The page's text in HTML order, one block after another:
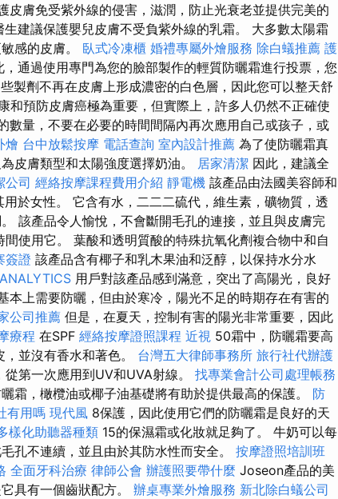
皮膚免受紫外線的侵害，滋潤，防止光衰老並提供完美的
生建議保護嬰兒皮膚不受負紫外線的乳霜。 大多數太陽霜
感的皮膚。 臥式冷凍櫃 婚禮專屬外燴服務 除白蟻推薦 護
，通過使用專門為您的臉部製作的輕質防曬霜進行投票，您
製劑不再在皮膚上形成濃密的白色層，因此您可以整天舒
和預防皮膚癌極為重要，但實際上，許多人仍然不正確使
數量，不要在必要的時間間隔內再次應用自己或孩子，或
燴 台中放鬆按摩 電話查詢 室內設計推薦 為了使防曬霜真
皮膚類型和太陽強度選擇奶油。 居家清潔 因此，建議全
公司 經絡按摩課程費用介紹 靜電機 該產品由法國美容師和
於女性。 它含有水，二二二硫代，維生素，礦物質，透
該產品令人愉悅，不會斷開毛孔的連接，並且與皮膚完
使用它。 葉酸和透明質酸的特殊抗氧化劑複合物中和自
簽證 該產品含有椰子和乳木果油和泛醇，以保持水分水
用戶對該產品感到滿意，突出了高陽光，良好
本上需要防曬，但由於寒冷，陽光不足的時期存在有害的
公司推薦 但是，在夏天，控制有害的陽光非常重要，因此
療程 在SPF 經絡按摩證照課程 近視 50霜中，防曬霜要高
並沒有香水和著色。 台灣五大律師事務所 旅行社代辦護
第一次應用到UV和UVA射線。 找專業會計公司處理帳務
霜，橄欖油或椰子油基礎將有助於提供最高的保護。 防
有用嗎 現代風 8保護，因此使用它們的防曬霜是良好的天
樣化助聽器種類 15的保濕霜或化妝就足夠了。 牛奶可以每
孔不連續，並且由於其防水性而安全。 按摩證照培訓班
全面牙科治療 律師公會 辦護照要帶什麼 Joseon產品的美
具有一個齒狀配方。 辦桌專業外燴服務 新北除白蟻公司